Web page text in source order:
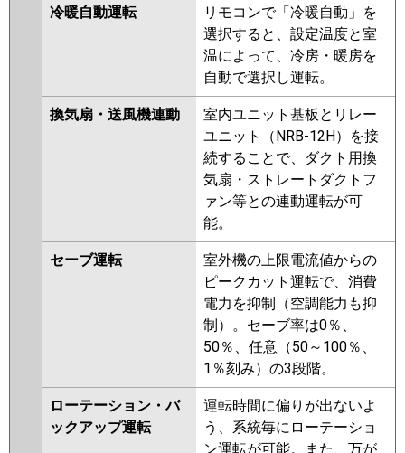
冷暖自動運転
リモコンで「冷暖自動」を
選択すると、設定温度と室
温によって、冷房・暖房を
自動で選択し運転。
換気扇・送風機連動
室内ユニット基板とリレー
ユニット（NRB-12H）を接
続することで、ダクト用換
気扇・ストレートダクトフ
ァン等との連動運転が可
能。
セーブ運転
室外機の上限電流値からの
ピークカット運転で、消費
電力を抑制（空調能力も抑
制）。セーブ率は0％、
50％、任意（50～100％、
1％刻み）の3段階。
ローテーション・バ
ックアップ運転
運転時間に偏りが出ないよ
う、系統毎にローテーショ
ン運転が可能。また、万が